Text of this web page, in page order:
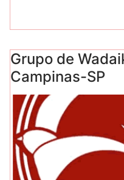
Grupo de
Campinas-SP